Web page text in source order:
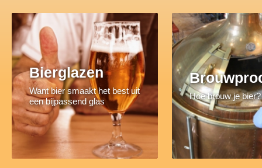
Bierglazen
Want bier smaakt het best uit
een bijpassend glas
Hoe brouw je bier?